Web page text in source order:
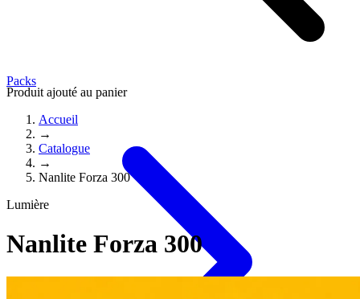
Packs
Produit ajouté au panier
Accueil
→
Catalogue
→
Nanlite Forza 300
Lumière
Nanlite Forza 300